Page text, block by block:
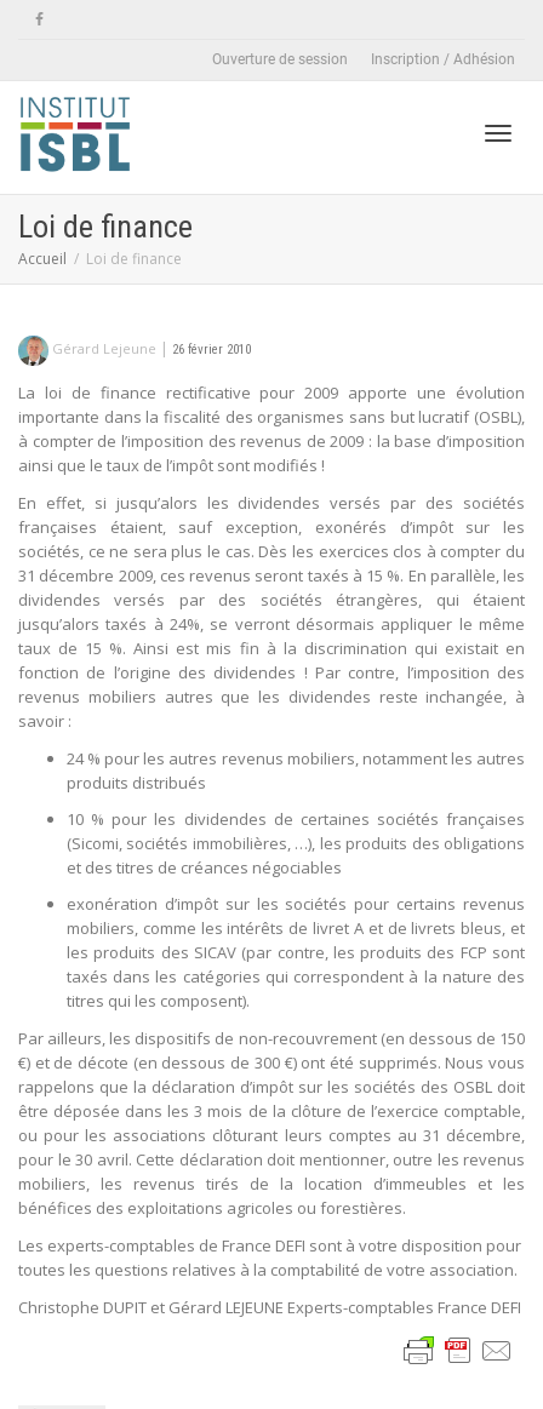
Ouverture de session Inscription / Adhésion
Loi de finance
Accueil Loi de finance
Gérard Lejeune | 26 février 2010
La loi de finance rectificative pour 2009 apporte une évolution
importante dans la fiscalité des organismes sans but lucratif (OSBL),
à compter de l’imposition des revenus de 2009 : la base d’imposition
ainsi que le taux de l’impôt sont modifiés !
En effet, si jusqu’alors les dividendes versés par des sociétés
françaises étaient, sauf exception, exonérés d’impôt sur les
sociétés, ce ne sera plus le cas. Dès les exercices clos à compter du
31 décembre 2009, ces revenus seront taxés à 15 %. En parallèle, les
dividendes versés par des sociétés étrangères, qui étaient
jusqu’alors taxés à 24%, se verront désormais appliquer le même
taux de 15 %. Ainsi est mis fin à la discrimination qui existait en
fonction de l’origine des dividendes ! Par contre, l’imposition des
revenus mobiliers autres que les dividendes reste inchangée, à
savoir :
24 % pour les autres revenus mobiliers, notamment les autres
produits distribués
10 % pour les dividendes de certaines sociétés françaises
(Sicomi, sociétés immobilières, …), les produits des obligations
et des titres de créances négociables
exonération d’impôt sur les sociétés pour certains revenus
mobiliers, comme les intérêts de livret A et de livrets bleus, et
les produits des SICAV (par contre, les produits des FCP sont
taxés dans les catégories qui correspondent à la nature des
titres qui les composent).
Par ailleurs, les dispositifs de non-recouvrement (en dessous de 150
€) et de décote (en dessous de 300 €) ont été supprimés. Nous vous
rappelons que la déclaration d’impôt sur les sociétés des OSBL doit
être déposée dans les 3 mois de la clôture de l’exercice comptable,
ou pour les associations clôturant leurs comptes au 31 décembre,
pour le 30 avril. Cette déclaration doit mentionner, outre les revenus
mobiliers, les revenus tirés de la location d’immeubles et les
bénéfices des exploitations agricoles ou forestières.
Les experts-comptables de France DEFI sont à votre disposition pour
toutes les questions relatives à la comptabilité de votre association.
Christophe DUPIT et Gérard LEJEUNE Experts-comptables France DEFI